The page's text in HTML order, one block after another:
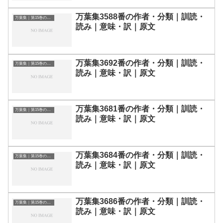
万葉集｜第15巻の和歌一覧
万葉集3588番の作者・分類｜訓読・
読み｜意味・訳｜原文
万葉集｜第15巻の和歌一覧
万葉集3692番の作者・分類｜訓読・
読み｜意味・訳｜原文
万葉集｜第15巻の和歌一覧
万葉集3681番の作者・分類｜訓読・
読み｜意味・訳｜原文
万葉集｜第15巻の和歌一覧
万葉集3684番の作者・分類｜訓読・
読み｜意味・訳｜原文
万葉集｜第15巻の和歌一覧
万葉集3686番の作者・分類｜訓読・
読み｜意味・訳｜原文